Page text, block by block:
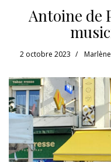
Antoine de
2 octobre 2023